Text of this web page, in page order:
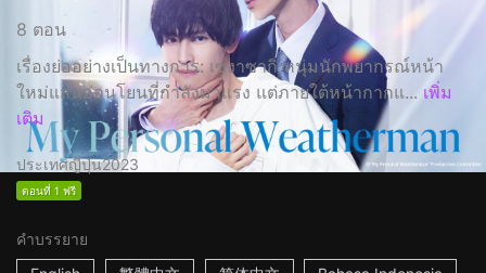
8 ตอน
เรื่องย่ออย่างเป็นทางการ: เซงาซากิ หนุ่มนักพยากรณ์หน้า
ใหม่แสนอ่อนโยนที่กำลังมาแรง แต่ภายใต้หน้ากากแ... เพิ่ม
เติม
ประเทศญี่ปุ่น2023
ตอนที่ 1 ฟรี
คำบรรยาย